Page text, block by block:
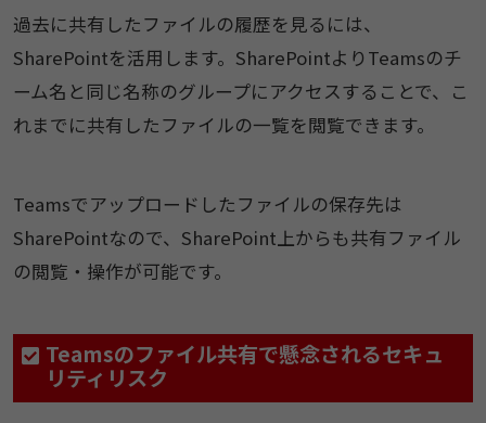
過去に共有したファイルの履歴を見るには、
SharePointを活用します。SharePointよりTeamsのチ
ーム名と同じ名称のグループにアクセスすることで、こ
れまでに共有したファイルの一覧を閲覧できます。
Teamsでアップロードしたファイルの保存先は
SharePointなので、SharePoint上からも共有ファイル
の閲覧・操作が可能です。
Teamsのファイル共有で懸念されるセキュ
リティリスク